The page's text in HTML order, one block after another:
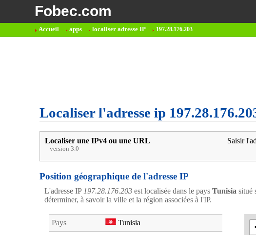
Fobec.com
Accueil apps localiser adresse IP 197.28.176.203
Localiser l'adresse ip
Localiser une IPv4 ou une URL
version 3.0
Saisir
Position géographique de l'adresse IP
L'adresse IP 197.28.176.203 est localisée dans le pays Tunisia situé
déterminer, à savoir la ville et la région associées à l'IP.
Pays Tunisia